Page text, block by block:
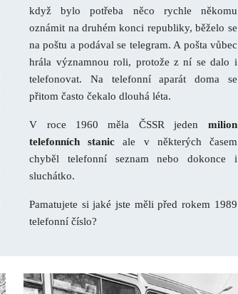
když bylo potřeba něco rychle někomu
oznámit na druhém konci republiky, běželo se
na poštu a podával se telegram. A pošta vůbec
hrála významnou roli, protože z ní se dalo i
telefonovat. Na telefonní aparát doma se
přitom často čekalo dlouhá léta.
V roce 1960 měla ČSSR jeden milion
telefonních stanic ale v některých časem
chyběl telefonní seznam nebo dokonce i
sluchátko.
Pamatujete si jaké jste měli před rokem 1989
telefonní číslo?